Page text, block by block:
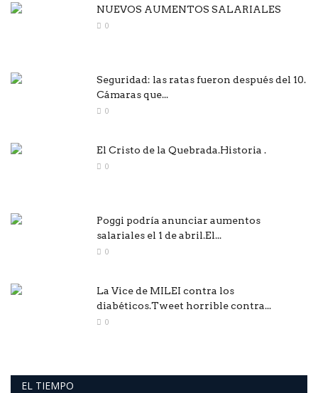
NUEVOS AUMENTOS SALARIALES
0
Seguridad: las ratas fueron después del 10.
Cámaras que...
0
El Cristo de la Quebrada.Historia .
0
Poggi podría anunciar aumentos
salariales el 1 de abril.El...
0
La Vice de MILEI contra los
diabéticos.Tweet horrible contra...
0
EL TIEMPO